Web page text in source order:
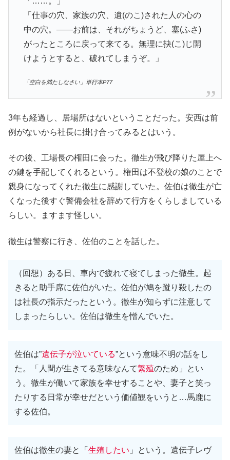
「仕事の穴、家族の穴、遺(のこ)された人の心の
中の穴。――お前は、それがちょうど、塞(ふさ)
がったところに戻って来てる。無理に抉(こ)じ開
けようとすると、破れてしまうぞ。」
「空白を満たしなさい」単行本P77
3年も経過し、居場所はないということだった。安西は前
例がないから社長に掛け合ってみるとはいう。
その後、工場長の権田に会った。徹生が飛び降りた屋上へ
の鍵を手配してくれるという。権田は不登校の娘のことで
親身になってくれた徹生に感謝していた。佐伯は徹生が亡
くなった後すぐ警備会社を辞めて行方をくらしましている
らしい。ますます怪しい。
徹生は警察に行き、佐伯のことを話した。
（回想）ある日、車内で疲れて寝てしまった徹生。起
きると助手席に佐伯がいた。佐伯が鳩を蹴り殺したの
は社長の指示だったという。徹生が知らずに注意して
しまったらしい。佐伯は徹生を憎んでいた。
佐伯は”遺伝子が泣いている”という意味不明の話をし
た。「人間が生きてる意味なんて繁殖のため」とい
う。徹生が働いて家族を幸せすることや、妻子と笑っ
たりする日常が幸せだという価値観をいうと…馬鹿に
する佐伯。
佐伯は徹生の妻と「 生殖したい 」という。遺伝子レヴ